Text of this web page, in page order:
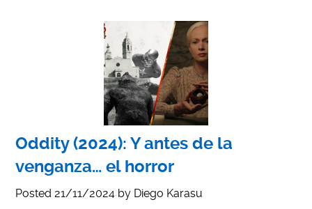
Oddity (2024): Y antes de la
venganza… el horror
Posted 21/11/2024 by Diego Karasu